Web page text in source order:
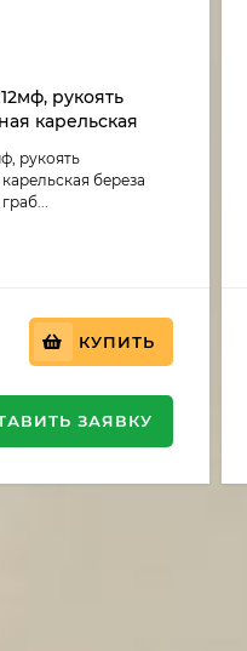
рукоять
карельская
рукоять
береза
КУПИТЬ
ЗАЯВКУ